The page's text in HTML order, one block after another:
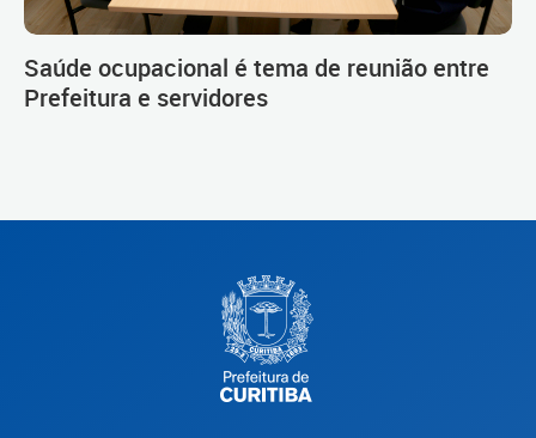
Saúde ocupacional é tema de reunião entre
Prefeitura e servidores